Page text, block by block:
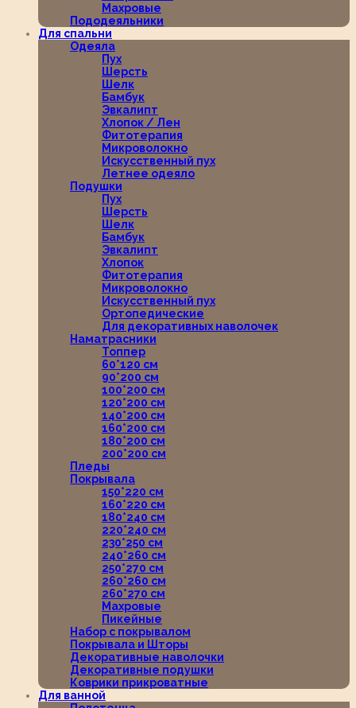
Махровые
Пододеяльники
Для спальни
Одеяла
Пух
Шерсть
Шелк
Бамбук
Эвкалипт
Хлопок / Лен
Фитотерапия
Микроволокно
Искусственный пух
Летнее одеяло
Подушки
Пух
Шерсть
Шелк
Бамбук
Эвкалипт
Хлопок
Фитотерапия
Микроволокно
Искусственный пух
Ортопедические
Для декоративных наволочек
Наматрасники
Топпер
60*120 см
90*200 см
100*200 см
120*200 см
140*200 см
160*200 см
180*200 см
200*200 см
Пледы
Покрывала
150*220 см
160*220 см
180*240 см
220*240 см
230*250 см
240*260 см
250*270 см
260*260 см
260*270 см
Махровые
Пикейные
Набор с покрывалом
Покрывала и Шторы
Декоративные наволочки
Декоративные подушки
Коврики прикроватные
Для ванной